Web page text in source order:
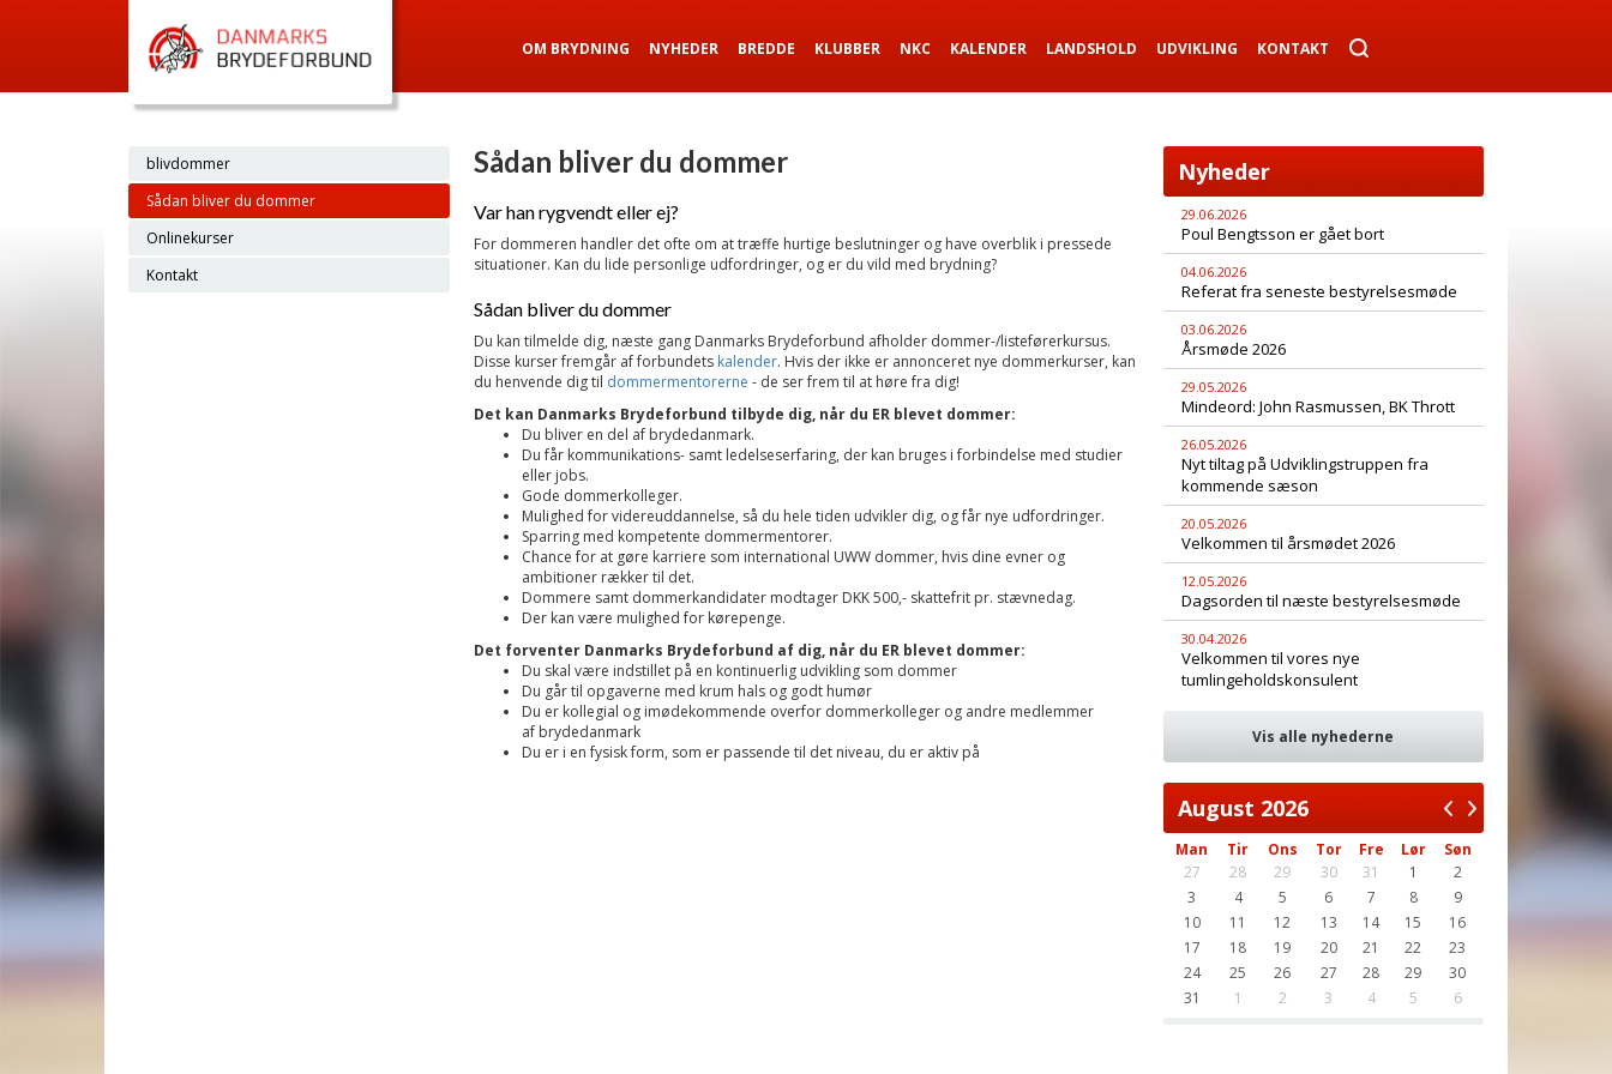
OM BRYDNING NYHEDER BREDDE KLUBBER NKC KALENDER LANDSHOLD UDVIKLING KONTAKT
blivdommer
Sådan bliver du dommer
Onlinekurser
Kontakt
Sådan bliver du dommer
Var han rygvendt eller ej?
For dommeren handler det ofte om at træffe hurtige beslutninger og have overblik i pressede
situationer. Kan du lide personlige udfordringer, og er du vild med brydning?
Sådan bliver du dommer
Du kan tilmelde dig, næste gang Danmarks Brydeforbund afholder dommer-/listeførerkursus.
Disse kurser fremgår af forbundets kalender. Hvis der ikke er annonceret nye dommerkurser, kan
du henvende dig til dommermentorerne - de ser frem til at høre fra dig!
Det kan Danmarks Brydeforbund tilbyde dig, når du ER blevet dommer:
Du bliver en del af brydedanmark.
Du får kommunikations- samt ledelseserfaring, der kan bruges i forbindelse med studier
eller jobs.
Gode dommerkolleger.
Mulighed for videreuddannelse, så du hele tiden udvikler dig, og får nye udfordringer.
Sparring med kompetente dommermentorer.
Chance for at gøre karriere som international UWW dommer, hvis dine evner og
ambitioner rækker til det.
Dommere samt dommerkandidater modtager DKK 500,- skattefrit pr. stævnedag.
Der kan være mulighed for kørepenge.
Det forventer Danmarks Brydeforbund af dig, når du ER blevet dommer:
Du skal være indstillet på en kontinuerlig udvikling som dommer
Du går til opgaverne med krum hals og godt humør
Du er kollegial og imødekommende overfor dommerkolleger og andre medlemmer
af brydedanmark
Du er i en fysisk form, som er passende til det niveau, du er aktiv på
Nyheder
29.06.2026
Poul Bengtsson er gået bort
04.06.2026
Referat fra seneste bestyrelsesmøde
03.06.2026
Årsmøde 2026
29.05.2026
Mindeord: John Rasmussen, BK Thrott
26.05.2026
Nyt tiltag på Udviklingstruppen fra
kommende sæson
20.05.2026
Velkommen til årsmødet 2026
12.05.2026
Dagsorden til næste bestyrelsesmøde
30.04.2026
Velkommen til vores nye
tumlingeholdskonsulent
Vis alle nyhederne
August 2026
Man Tir Ons Tor Fre Lør
Søn
27
28 29 30 31 1
2
3
4 5 6 7 8
9
10
11 12 13 14 15
16
17
18 19 20 21 22
23
24
25 26 27 28 29
30
31
1 2 3 4 5 6